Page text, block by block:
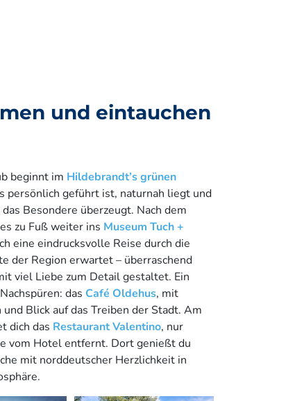
und eintauchen
beginnt im Hildebrandt’s grünen
persönlich geführt ist, naturnah liegt und
Besondere überzeugt. Nach dem
zu Fuß weiter ins Museum Tuch +
eine eindrucksvolle Reise durch die
der Region erwartet – überraschend
viel Liebe zum Detail gestaltet. Ein
das Café Oldehus, mit
und Blick auf das Treiben der Stadt. Am
dich das Restaurant Valentino, nur
vom Hotel entfernt. Dort genießt du
mit norddeutscher Herzlichkeit in